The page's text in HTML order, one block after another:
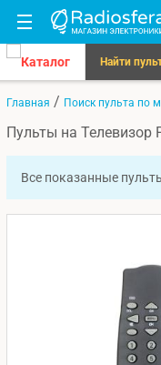
Каталог Найти
Главная / Поиск пульта по
Пульты на Телевизор
Все показанные